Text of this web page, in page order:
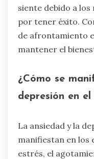
siente debido a
por tener éxito.
de afrontamiento
mantener el
¿Cómo se
depresión en
La ansiedad y la
manifiestan en los
estrés, el